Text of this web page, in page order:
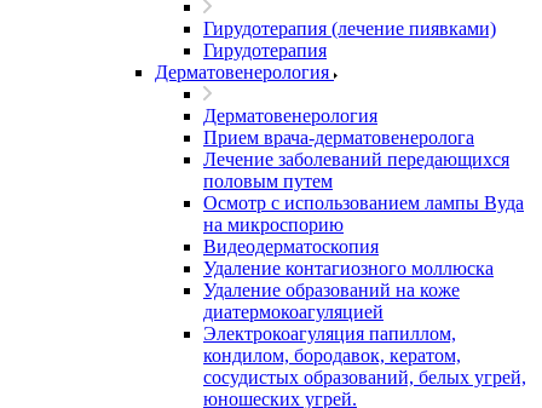
Гирудотерапия (лечение пиявками)
Гирудотерапия
Дерматовенерология
Дерматовенерология
Прием врача-дерматовенеролога
Лечение заболеваний передающихся
половым путем
Осмотр с использованием лампы Вуда
на микроспорию
Видеодерматоскопия
Удаление контагиозного моллюска
Удаление образований на коже
диатермокоагуляцией
Электрокоагуляция папиллом,
кондилом, бородавок, кератом,
сосудистых образований, белых угрей,
юношеских угрей.